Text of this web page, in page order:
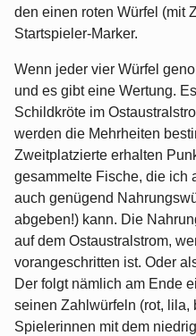
den einen roten Würfel (mit
Startspieler-Marker.
Wenn jeder vier Würfel
und es gibt eine Wertung.
Schildkröte im
werden die Mehrheiten
Zweitplatzierte erhalten
gesammelte Fische, die ich
auch genügend
abgeben!) kann. Die
auf dem Ostaustralstrom,
vorangeschritten ist. Oder
Der folgt nämlich am Ende
seinen Zahlwürfeln (rot, lila,
Spielerinnen mit dem